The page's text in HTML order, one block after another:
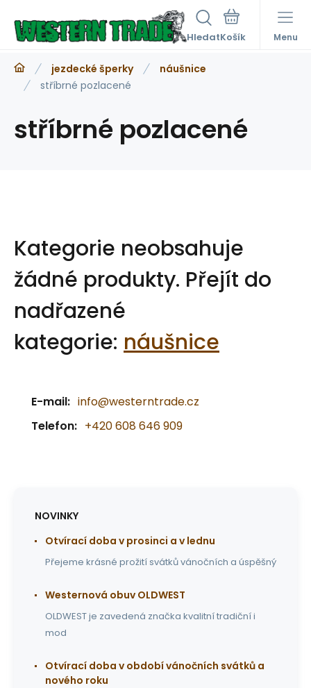
Hledat Menu
jezdecké šperky
náušnice
stříbrné pozlacené
stříbrné pozlacené
Kategorie neobsahuje
žádné produkty. Přejít do
nadřazené
kategorie: náušnice
E-mail: info@westerntrade.cz
Telefon: +420 608 646 909
NOVINKY
Otvírací doba v prosinci a v lednu
Přejeme krásné prožití svátků vánočních a úspěšný
Westernová obuv OLDWEST
OLDWEST je zavedená značka kvalitní tradiční i
mod
Otvírací doba v období vánočních svátků a
nového roku